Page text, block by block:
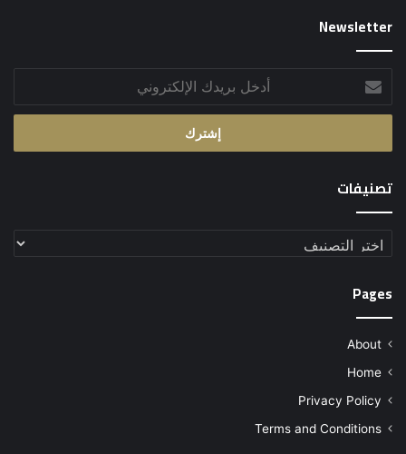
Newsletter
بريدك
الإلكتروني
تصنيفات
تصنيفات
Pages
About
Home
Privacy Policy
Terms and Conditions